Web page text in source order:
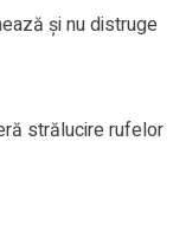
şi nu distruge
strălucire rufelor